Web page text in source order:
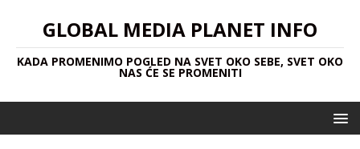
GLOBAL MEDIA PLANET INFO
KADA PROMENIMO POGLED NA SVET OKO SEBE, SVET OKO
NAS ĆE SE PROMENITI